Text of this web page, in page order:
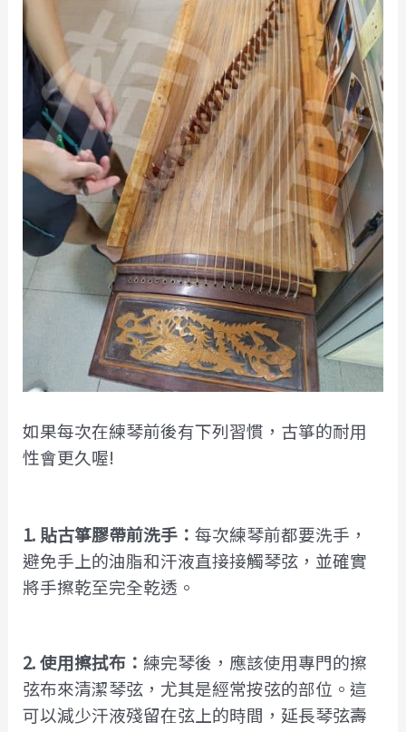
如果每次在練琴前後有下列習慣，古箏的耐用
性會更久喔!
1. 貼古箏膠帶前洗手：每次練琴前都要洗手，
避免手上的油脂和汗液直接接觸琴弦，並確實
將手擦乾至完全乾透。
2. 使用擦拭布： 練完琴後，應該使用專門的擦
弦布來清潔琴弦，尤其是經常按弦的部位。這
可以減少汗液殘留在弦上的時間，延長琴弦壽